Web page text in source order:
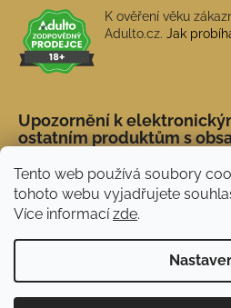
Tento web používá soubory
tohoto webu vyjadřujete
Více informacízde.
Novinka: Akční doprava s
K ověření věku
Adulto.cz. Jak
Upozornění k
ostatním produktům s
Vytvořil